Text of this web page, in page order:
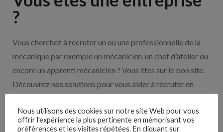
?
Vous cherchez à recruter un ou une professionnelle de la
mécanique par exemple un mécanicien, un chef d’atelier ou
encore un apprenti mécanicien ? Vous êtes sur le bon site.
Découvrez nos solutions pour vous aider à recruter en
Nous utilisons des cookies sur notre site Web pour vous
offrir l'expérience la plus pertinente en mémorisant vos
préférences et les visites répétées. En cliquant sur